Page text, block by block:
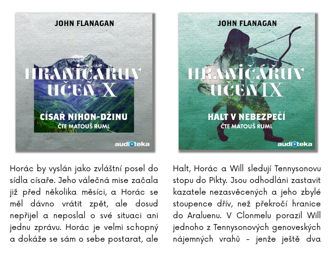
Horác by vyslán jako zvláštní posel do
sídla císaře. Jeho válečná mise začala
již před několika měsíci, a Horác se
měl dávno vrátit zpět, ale dosud
nepřijel a neposlal o své situaci ani
jednu zprávu. Horác je velmi schopný
a dokáže se sám o sebe postarat, ale
Halt, Horác a Will sledují Tennysonovu
stopu do Pikty. Jsou odhodláni zastavit
kazatele nezasvěcených a jeho zbylé
stoupence dřív, než překročí hranice
do Araluenu. V Clonmelu porazil Will
jednoho z Tennysonových genoveských
nájemných vrahů - jenže ještě dva